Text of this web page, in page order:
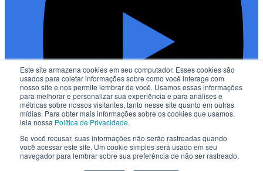
Este site armazena cookies em seu computador. Esses cookies são
usados para coletar informações sobre como você interage com
nosso site e nos permite lembrar de você. Usamos essas informações
para melhorar e personalizar sua experiência e para análises e
métricas sobre nossos visitantes, tanto nesse site quanto em outras
mídias. Para obter mais informações sobre os cookies que usamos,
leia nossa Política de Privacidade.
Se você recusar, suas informações não serão rastreadas quando
você acessar este site. Um cookie simples será usado em seu
navegador para lembrar sobre sua preferência de não ser rastreado.
Política de privacidade